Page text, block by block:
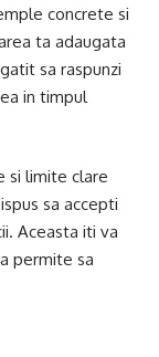
concrete si
ta adaugata
sa raspunzi
in timpul
si limite clare
sa accepti
Aceasta iti va
permite sa